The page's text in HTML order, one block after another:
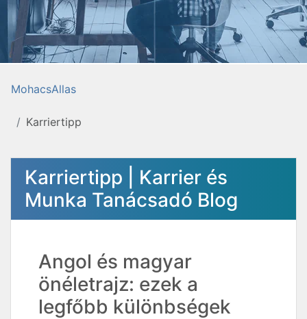
MohacsAllas
Karriertipp
Karriertipp | Karrier és
Munka Tanácsadó Blog
Angol és magyar
önéletrajz: ezek a
legfőbb különbségek